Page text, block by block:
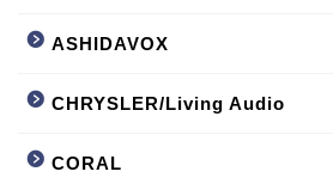
ASHIDAVOX
CHRYSLER/Living Audio
CORAL